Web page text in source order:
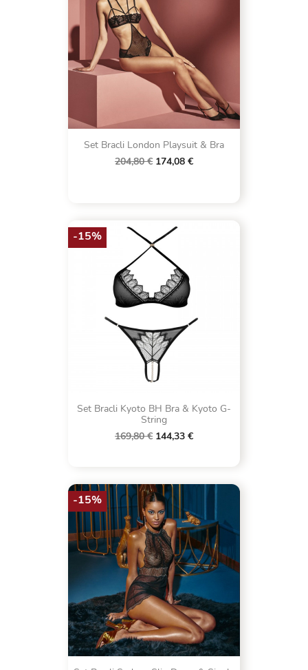
Set Bracli London Playsuit & Bra
204,80 € 174,08 €
Set Bracli Kyoto BH Bra & Kyoto G-
String
169,80 € 144,33 €
-15%
-15%